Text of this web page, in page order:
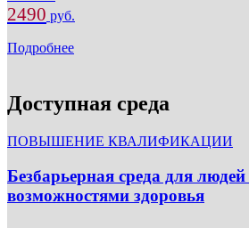
2490 руб.
Подробнее
Доступная среда
ПОВЫШЕНИЕ КВАЛИФИКАЦИИ
Безбарьерная среда для
возможностями здоровья